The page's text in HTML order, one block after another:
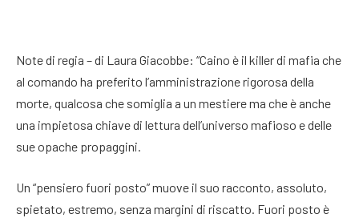
Note di regia – di Laura Giacobbe: “Caino è il killer di mafia che
al comando ha preferito l’amministrazione rigorosa della
morte, qualcosa che somiglia a un mestiere ma che è anche
una impietosa chiave di lettura dell’universo mafioso e delle
sue opache propaggini.
Un “pensiero fuori posto” muove il suo racconto, assoluto,
spietato, estremo, senza margini di riscatto. Fuori posto è